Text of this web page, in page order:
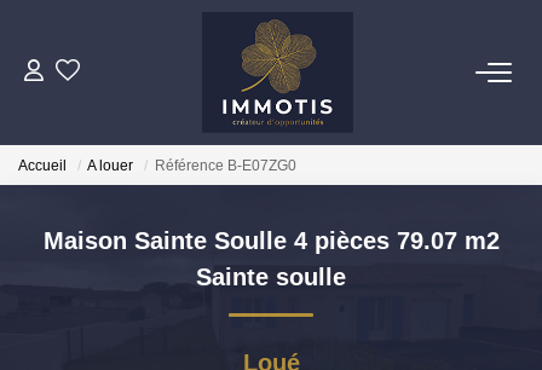
ESTIMER
Estimer Mon Bien
Accueil A louer Référence B-E07ZG0
Maison Sainte Soulle 4 pièces 79.07 m2
Sainte soulle
Loué